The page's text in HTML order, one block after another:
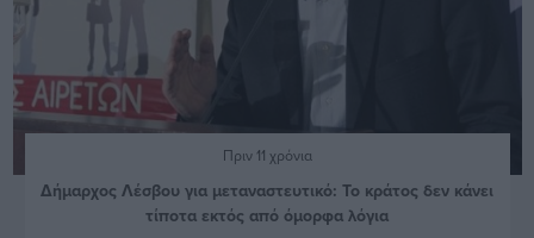
Πριν 11 χρόνια
Δήμαρχος Λέσβου για μεταναστευτικό: Το κράτος δεν κάνει
τίποτα εκτός από όμορφα λόγια